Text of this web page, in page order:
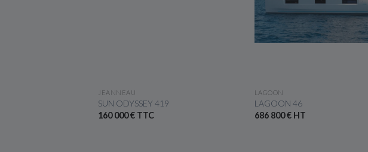
VOIR LE BATEAU
JEANNEAU
SUN ODYSSEY 419
160 000 € TTC
LAGOON
LAGOON 46
686 800 € HT